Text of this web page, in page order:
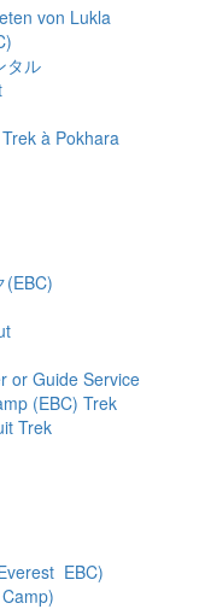
von Lukla
タル
à Pokhara
(EBC)
or Guide Service
(EBC) Trek
Trek
EBC)